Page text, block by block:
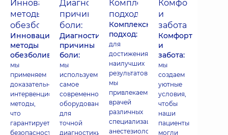
Инновационные
методы
обезболивания:
мы
применяем
доказательные
интервенционные
методы,
что
гарантирует
безопасность
Диагностика
причины
боли:
мы
используем
самое
современное
оборудование
для
точной
диагностики,
Комплексный
подход:
для
достижения
наилучших
результатов
мы
привлекаем
врачей
различных
специализаций:
анестезиологи,
Комфорт
и
забота:
мы
создаем
уютные
условия,
чтобы
наши
пациенты
могли